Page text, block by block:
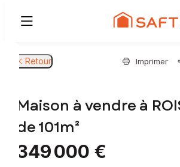
Retour Imprimer
Maison à vendre à
de 101m²
349 000 €